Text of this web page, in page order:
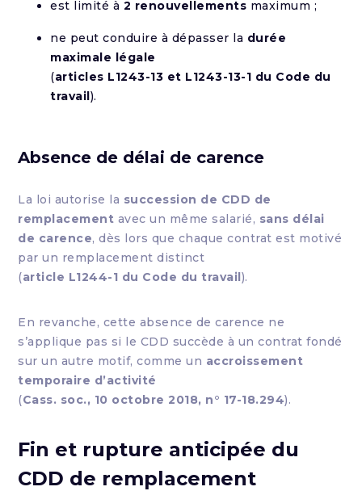
est limité à 2 renouvellements maximum ;
ne peut conduire à dépasser la durée
maximale légale
(articles L1243-13 et L1243-13-1 du Code du
travail).
Absence de délai de carence
La loi autorise la succession de CDD de
remplacement avec un même salarié, sans délai
de carence, dès lors que chaque contrat est motivé
par un remplacement distinct
(article L1244-1 du Code du travail).
En revanche, cette absence de carence ne
s’applique pas si le CDD succède à un contrat fondé
sur un autre motif, comme un accroissement
temporaire d’activité
(Cass. soc., 10 octobre 2018, n° 17-18.294).
Fin et rupture anticipée du
CDD de remplacement